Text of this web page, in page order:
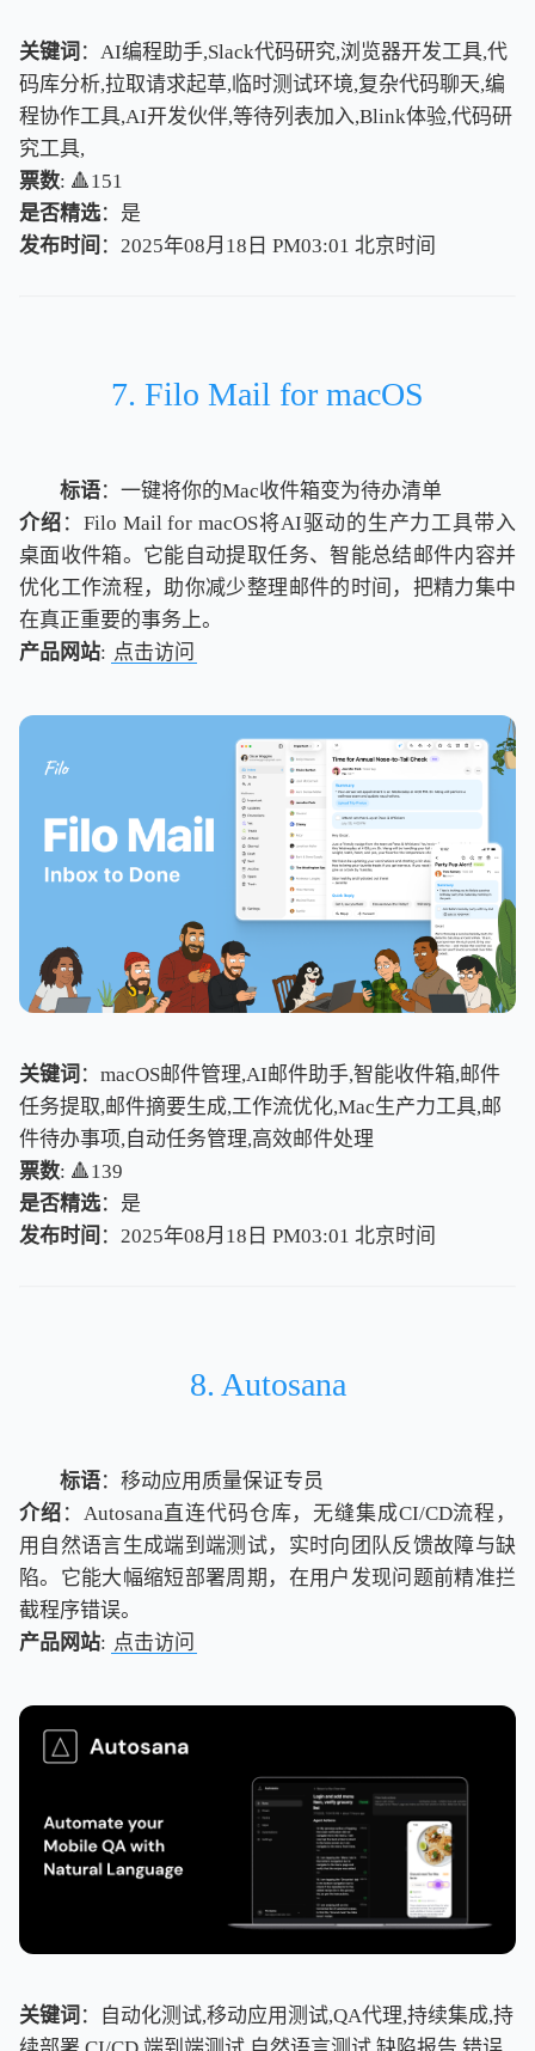
关键词 ：AI编程助手,Slack代码研究,浏览器开发工具,代
码库分析,拉取请求起草,临时测试环境,复杂代码聊天,编
程协作工具,AI开发伙伴,等待列表加入,Blink体验,代码研
究工具,
票数: 🔺151
是否精选：是
发布时间 ：2025年08月18日 PM03:01 北京时间
北京时间
7. Filo Mail for macOS
标语：一键将你的Mac收件箱变为待办清单
介绍 ：Filo Mail for macOS将AI驱动的生产力工具带入
桌面收件箱。它能自动提取任务、智能总结邮件内容并
优化工作流程，助你减少整理邮件的时间，把精力集中
在真正重要的事务上。
产品网站: 点击访问
关键词 ：macOS邮件管理,AI邮件助手,智能收件箱,邮件
任务提取,邮件摘要生成,工作流优化,Mac生产力工具,邮
件待办事项,自动任务管理,高效邮件处理
票数: 🔺139
是否精选：是
发布时间 ：2025年08月18日 PM03:01 北京时间
北京时间
8. Autosana
标语：移动应用质量保证专员
介绍 ：Autosana直连代码仓库，无缝集成CI/CD流程，
用自然语言生成端到端测试，实时向团队反馈故障与缺
陷。它能大幅缩短部署周期，在用户发现问题前精准拦
截程序错误。
产品网站: 点击访问
关键词 ：自动化测试,移动应用测试,QA代理,持续集成,持